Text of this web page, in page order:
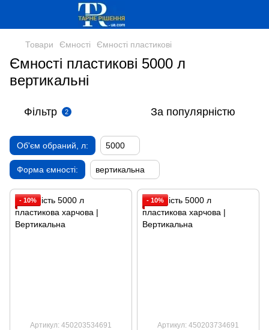
Товари Ємності Ємності пластикові
Ємності пластикові 5000 л
вертикальні
Фільтр 2 За популярністю
Об'єм обраний, л: 5000
Форма ємності: вертикальна
- 10%
Артикул: 450203534691
- 10%
Артикул: 450203734691